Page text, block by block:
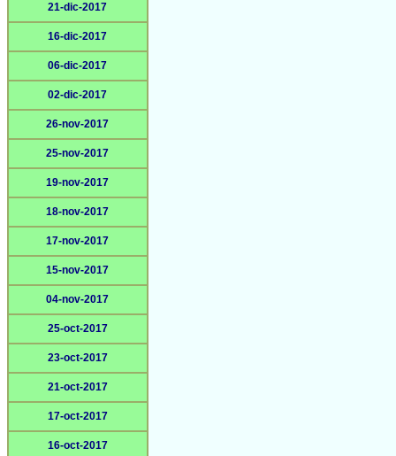
21-dic-2017
16-dic-2017
06-dic-2017
02-dic-2017
26-nov-2017
25-nov-2017
19-nov-2017
18-nov-2017
17-nov-2017
15-nov-2017
04-nov-2017
25-oct-2017
23-oct-2017
21-oct-2017
17-oct-2017
16-oct-2017